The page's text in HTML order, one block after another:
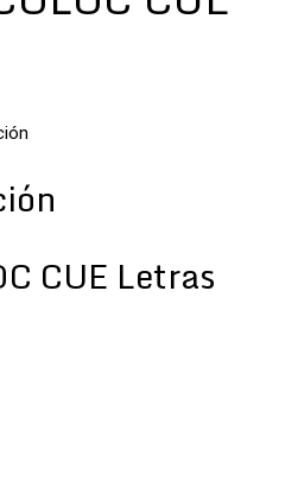
CUE Letras